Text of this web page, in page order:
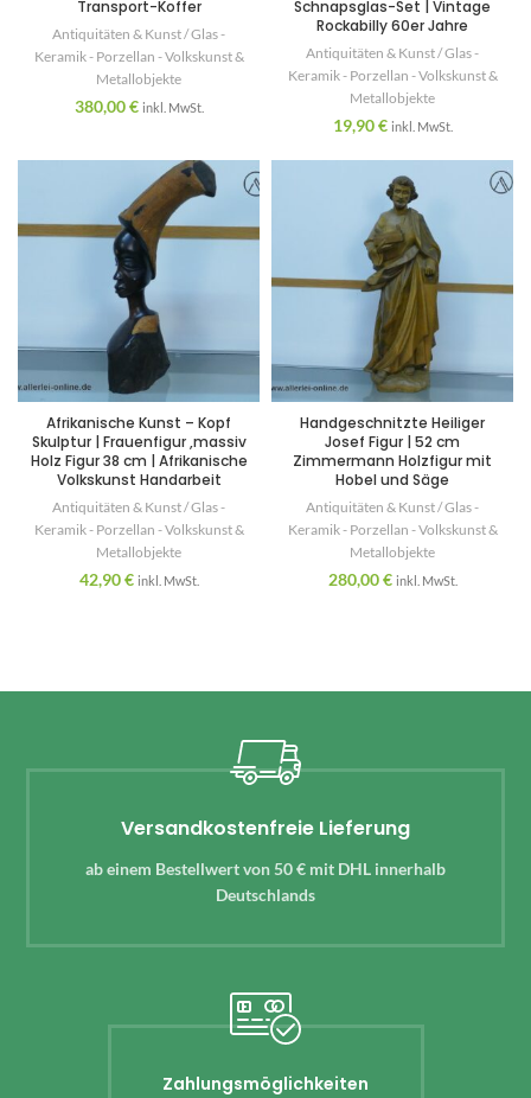
Transport-Koffer
Antiquitäten & Kunst / Glas -
Keramik - Porzellan - Volkskunst &
Metallobjekte
380,00€ inkl. MwSt.
Schnapsglas-Set | Vintage
Rockabilly 60er Jahre
Antiquitäten & Kunst / Glas -
Keramik - Porzellan - Volkskunst &
Metallobjekte
19,90€ inkl. MwSt.
Afrikanische Kunst – Kopf
Skulptur | Frauenfigur ,massiv
Holz Figur 38 cm | Afrikanische
Volkskunst Handarbeit
Antiquitäten & Kunst / Glas -
Keramik - Porzellan - Volkskunst &
Metallobjekte
42,90€ inkl. MwSt.
Handgeschnitzte Heiliger
Josef Figur | 52 cm
Zimmermann Holzfigur mit
Hobel und Säge
Antiquitäten & Kunst / Glas -
Keramik - Porzellan - Volkskunst &
Metallobjekte
280,00€ inkl. MwSt.
Versandkostenfreie Lieferung
ab einem Bestellwert von 50 € mit DHL innerhalb
Deutschlands
Zahlungsmöglichkeiten